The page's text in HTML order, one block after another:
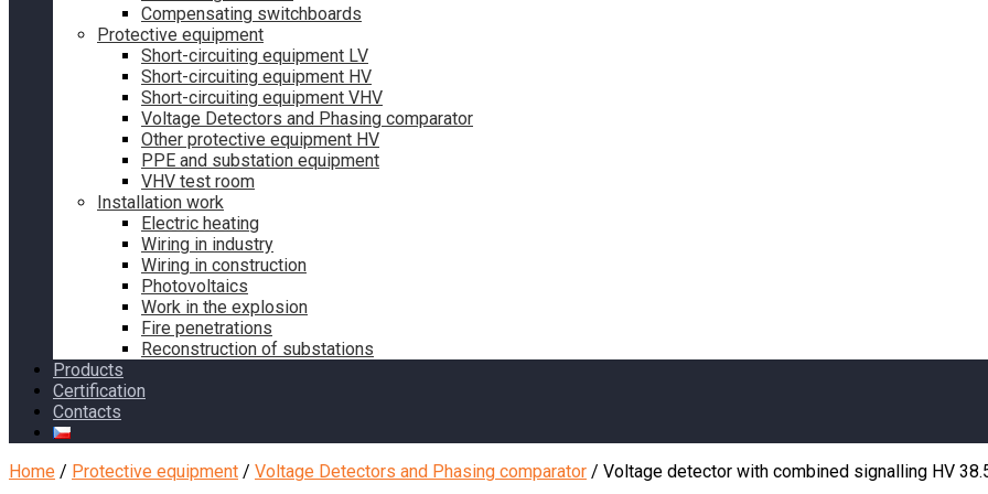
Compensating switchboards
Protective equipment
Short-circuiting equipment LV
Short-circuiting equipment HV
Short-circuiting equipment VHV
Voltage Detectors and Phasing comparator
Other protective equipment HV
PPE and substation equipment
VHV test room
Installation work
Electric heating
Wiring in industry
Wiring in construction
Photovoltaics
Work in the explosion
Fire penetrations
Reconstruction of substations
Products
Certification
Contacts
Home / Protective equipment / Voltage Detectors and Phasing comparator / Voltage detector with combined signalling HV